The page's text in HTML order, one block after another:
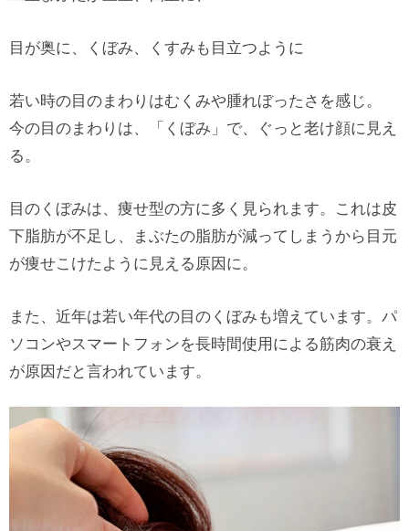
目が奥に、くぼみ、くすみも目立つように
若い時の目のまわりはむくみや腫れぼったさを感じ。
今の目のまわりは、「くぼみ」で、ぐっと老け顔に見え
る。
目のくぼみは、痩せ型の方に多く見られます。これは皮
下脂肪が不足し、まぶたの脂肪が減ってしまうから目元
が痩せこけたように見える原因に。
また、近年は若い年代の目のくぼみも増えています。パ
ソコンやスマートフォンを長時間使用による筋肉の衰え
が原因だと言われています。